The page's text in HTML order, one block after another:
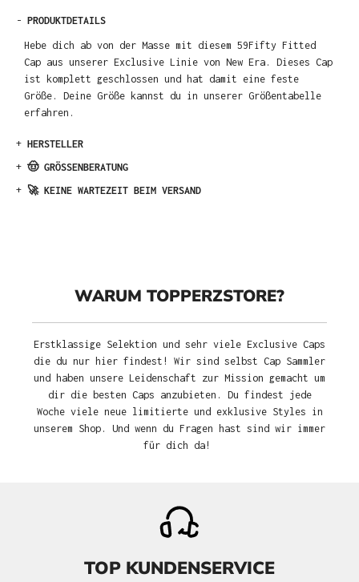
- PRODUKTDETAILS
Hebe dich ab von der Masse mit diesem 59Fifty Fitted
Cap aus unserer Exclusive Linie von New Era. Dieses Cap
ist komplett geschlossen und hat damit eine feste
Größe. Deine Größe kannst du in unserer Größentabelle
erfahren.
+ HERSTELLER
+ 🤠 GRÖSSENBERATUNG
+ 🚀 KEINE WARTEZEIT BEIM VERSAND
WARUM TOPPERZSTORE?
Erstklassige Selektion und sehr viele Exclusive Caps
die du nur hier findest! Wir sind selbst Cap Sammler
und haben unsere Leidenschaft zur Mission gemacht um
dir die besten Caps anzubieten. Du findest jede
Woche viele neue limitierte und exklusive Styles in
unserem Shop. Und wenn du Fragen hast sind wir immer
für dich da!
TOP KUNDENSERVICE